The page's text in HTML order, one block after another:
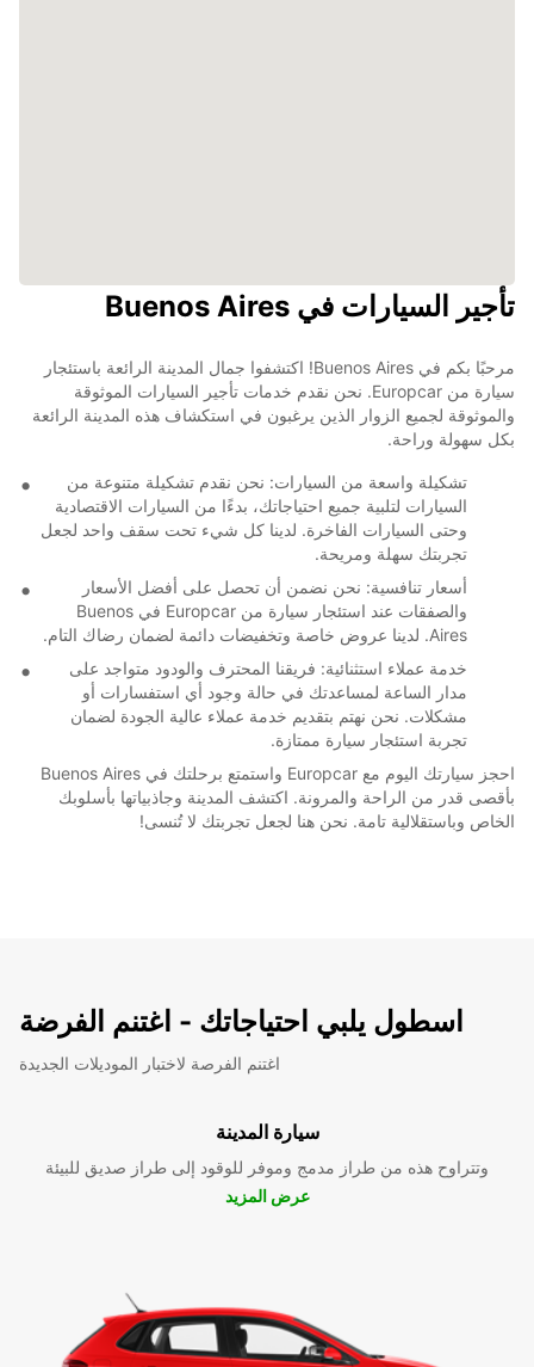
تأجير السيارات في Buenos Aires
مرحبًا بكم في Buenos Aires! اكتشفوا جمال المدينة الرائعة باستئجار
سيارة من Europcar. نحن نقدم خدمات تأجير السيارات الموثوقة
والموثوقة لجميع الزوار الذين يرغبون في استكشاف هذه المدينة الرائعة
بكل سهولة وراحة.
تشكيلة واسعة من السيارات: نحن نقدم تشكيلة متنوعة من
السيارات لتلبية جميع احتياجاتك، بدءًا من السيارات الاقتصادية
وحتى السيارات الفاخرة. لدينا كل شيء تحت سقف واحد لجعل
تجربتك سهلة ومريحة.
أسعار تنافسية: نحن نضمن أن تحصل على أفضل الأسعار
والصفقات عند استئجار سيارة من Europcar في Buenos
Aires. لدينا عروض خاصة وتخفيضات دائمة لضمان رضاك التام.
خدمة عملاء استثنائية: فريقنا المحترف والودود متواجد على
مدار الساعة لمساعدتك في حالة وجود أي استفسارات أو
مشكلات. نحن نهتم بتقديم خدمة عملاء عالية الجودة لضمان
تجربة استئجار سيارة ممتازة.
احجز سيارتك اليوم مع Europcar واستمتع برحلتك في Buenos Aires
بأقصى قدر من الراحة والمرونة. اكتشف المدينة وجاذبياتها بأسلوبك
الخاص وباستقلالية تامة. نحن هنا لجعل تجربتك لا تُنسى!
اسطول يلبي احتياجاتك - اغتنم الفرضة
اغتنم الفرصة لاختبار الموديلات الجديدة
سيارة المدينة
وتتراوح هذه من طراز مدمج وموفر للوقود إلى طراز صديق للبيئة
عرض المزيد